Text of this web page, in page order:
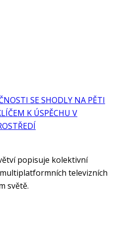
SE SHODLY NA PĚTI
K ÚSPĚCHU V
popisuje kolektivní
televizních
světě.